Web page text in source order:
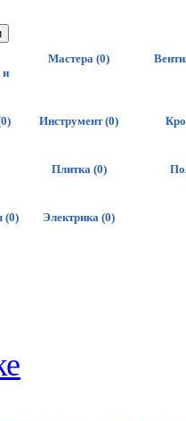
и
Мастера (0)
Инструмент (0)
Плитка (0)
(0) Электрика (0)